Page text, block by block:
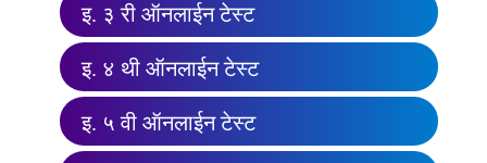
इ. ३ री ऑनलाईन टेस्ट
इ. ४ थी ऑनलाईन टेस्ट
इ. ५ वी ऑनलाईन टेस्ट